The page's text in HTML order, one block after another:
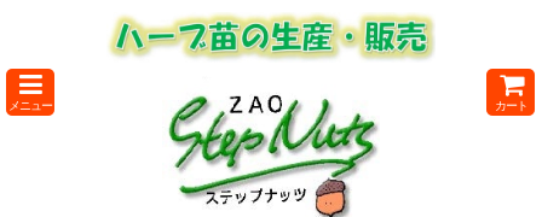
メニュー カート